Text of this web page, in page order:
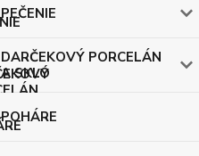
PEČENIE
DARČEKOVÝ PORCELÁN
A SKLO
POHÁRE